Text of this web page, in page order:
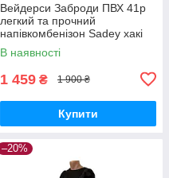
Вейдерси Заброди ПВХ 41р
легкий та прочний
напівкомбенізон Sadey хакі
В наявності
1 459 ₴ 1 900 ₴
Купити
–20%